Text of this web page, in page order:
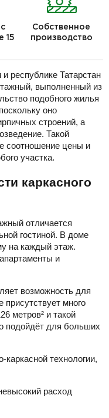
15
Собственное
производство
республике Татарстан
выполненный из
подобного жилья
оно
строений, а
Такой
соотношение цены и
участка.
каркасного
отличается
гостиной. В доме
на каждый этаж.
и
возможность для
присутствует много
метров² и такой
подойдёт для больших
технологии,
расход